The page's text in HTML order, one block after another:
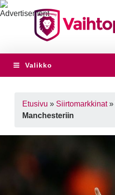
Valikko
Etusivu » Siirtomarkkinat»
Manchesteriin